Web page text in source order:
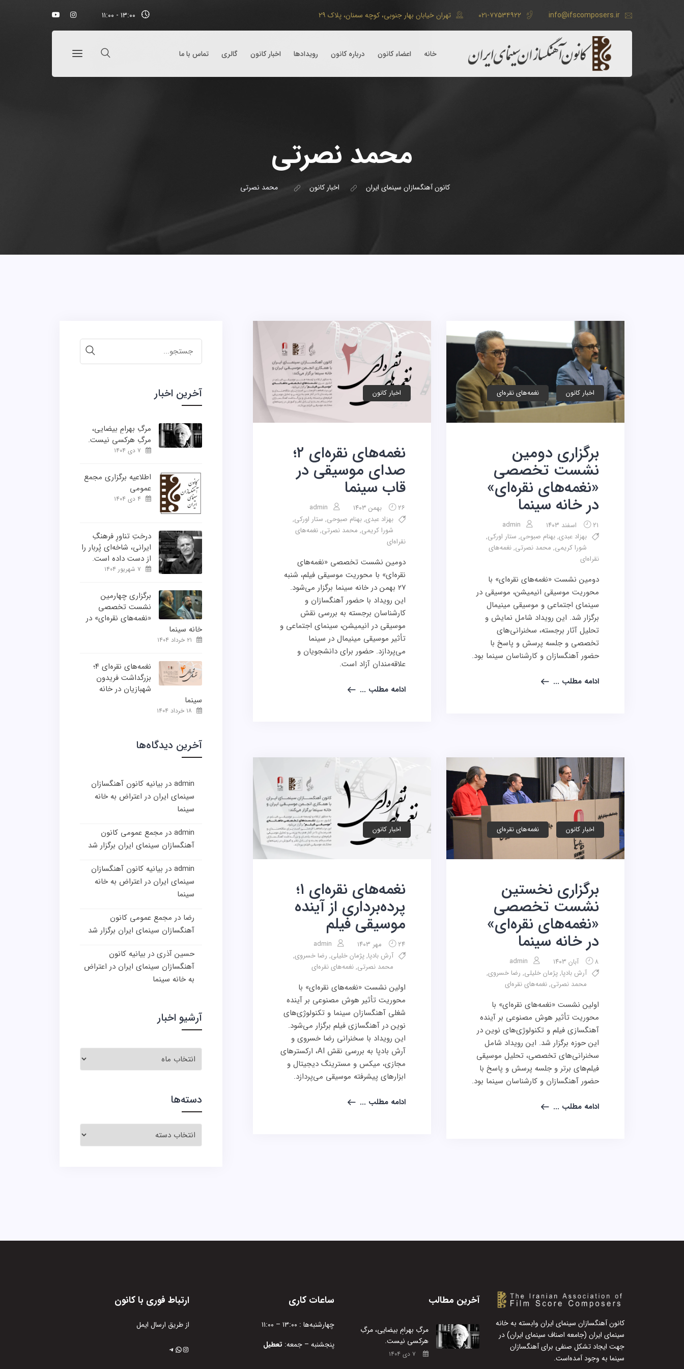
info@ifscomposers.ir ۰۲۱-۷۷۵۳۴۹۲۲ تهرانخیابان بهار جنوبی، کوچه سمنان، پلاک ۲۹
خانه اعضاء کانون درباره کانون رویداد‌ها اخبار کانون گالری تماس با ما
محمد نصرتی
کانون آهنگسازان سینمای ایران اخبار کانون محمد نصرتی
اخبار کانون نغمه‌های نقره‌ای
برگزاری دومین
نشست تخصصی
«نغمه‌های نقره‌ای»
در خانه سینما
۲۱ اسفند ۱۴۰۳
admin
بهزاد عبدی,بهنام صبوحی, ستار اورکی,
شورا کریمی, محمد نصرتی,نغمه‌های
نقراه‌ای
دومین نشست «نغمه‌های نقره‌ای» با
محوریت موسیقی انیمیشن، موسیقی در
سینمای اجتماعی و موسیقی مینیمال
برگزار شد. این رویداد شامل نمایش و
تحلیل آثار برجسته، سخنرانی‌های
تخصصی و جلسه پرسش و پاسخ با
حضور آهنگسازان و کارشناسان سینما بود.
ادامه مطلب ...
اخبار کانون
نغمه‌های نقره‌ای ۲؛
صدای موسیقی در
قاب سینما
۲۶ بهمن ۱۴۰۳
admin
بهزاد عبدی,بهنام صبوحی, ستار اورکی,
شورا کریمی, محمد نصرتی,نغمه‌های
نقراه‌ای
دومین نشست تخصصی «نغمه‌های
نقره‌ای» با محوریت موسیقی فیلم، شنبه
۲۷ بهمن در خانه سینما برگزار می‌شود.
این رویداد با حضور آهنگسازان و
کارشناسان برجسته به بررسی نقش
موسیقی در انیمیشن، سینمای اجتماعی و
تأثیر موسیقی مینیمال در سینما
می‌پردازد. حضور برای دانشجویان و
علاقه‌مندان آزاد است.
ادامه مطلب ...
اخبار کانون نغمه‌های نقره‌ای
برگزاری نخستین
نشست تخصصی
«نغمه‌های نقره‌ای»
در خانه سینما
۸ آبان ۱۴۰۳
admin
آرش بادپا,پژمان خلیلی, رضا خسروی,
محمد نصرتی,نغمه‌های نقره‌ای
اولین نشست «نغمه‌های نقره‌ای» با
محوریت تأثیر هوش مصنوعی بر آینده
آهنگسازی فیلم و تکنولوژی‌های نوین در
این حوزه برگزار شد. این رویداد شامل
سخنرانی‌های تخصصی، تحلیل موسیقی
فیلم‌های برتر و جلسه پرسش و پاسخ با
حضور آهنگسازان و کارشناسان سینما بود.
ادامه مطلب ...
اخبار کانون
نغمه‌های نقره‌ای ۱؛
پرده‌برداری از آینده
موسیقی فیلم
۲۴ مهر ۱۴۰۳
admin
آرش بادپا,پژمان خلیلی, رضا خسروی,
محمد نصرتی,نغمه‌های نقره‌ای
اولین نشست «نغمه‌های نقره‌ای» با
محوریت تأثیر هوش مصنوعی بر آینده
شغلی آهنگسازان سینما و تکنولوژی‌های
نوین در آهنگسازی فیلم برگزار می‌شود.
این رویداد با سخنرانی رضا خسروی و
آرش بادپا به بررسی نقش AI، ارکسترهای
مجازی، میکس و مسترینگ دیجیتال و
ابزارهای پیشرفته موسیقی می‌پردازد.
ادامه مطلب ...
جستجو
برای:
آخرین اخبار
مرگِ بهرامِ بیضایی،
مرگِ هرکسی نیست.
اطلاعیه برگزاری مجمع
عمومی
درختِ تناورِ فرهنگِ
ایرانی، شاخه‌ای پُربار را
از دست داده است.
برگزاری چهارمین
نشست تخصصی
«نغمه‌های نقره‌ای» در
خانه سینما
نغمه‌های نقره‌ای ۴؛
بزرگداشت فریدون
شهبازیان در خانه
سینما
آخرین دیدگاه‌ها
admin در بیانیه کانون آهنگسازان
سینمای ایران در اعتراض به خانه
سینما
admin در مجمع عمومی کانون
آهنگسازان سینمای ایران برگزار شد
admin در بیانیه کانون آهنگسازان
سینمای ایران در اعتراض به خانه
سینما
رضا در مجمع عمومی کانون
آهنگسازان سینمای ایران برگزار شد
حسین آذری در بیانیه کانون
آهنگسازان سینمای ایران در اعتراض
به خانه سینما
آرشیو اخبار
آرشیو
دسته‌ها
دسته‌ها
کانون آهنگسازان سینمای ایران وابسته به خانه
سینمای ایران (جامعه اصناف سینمای ایران) در
جهت ایجاد تشکل صنفی برای آهنگسازان
سینما به وجود آمده‌است.
آخرین مطالب
مرگِ بهرامِ بیضایی، مرگِ
هرکسی نیست.
ساعات کاری
چهارشنبه‌ها : ۱۳:۰۰ – ۱۱:۰۰
پنجشنبه – جمعه: تعطیل
ارتباط فوری با کانون
از طریق ارسال ایمل
اینستاگرم
واتس‌اپ
تلگرام